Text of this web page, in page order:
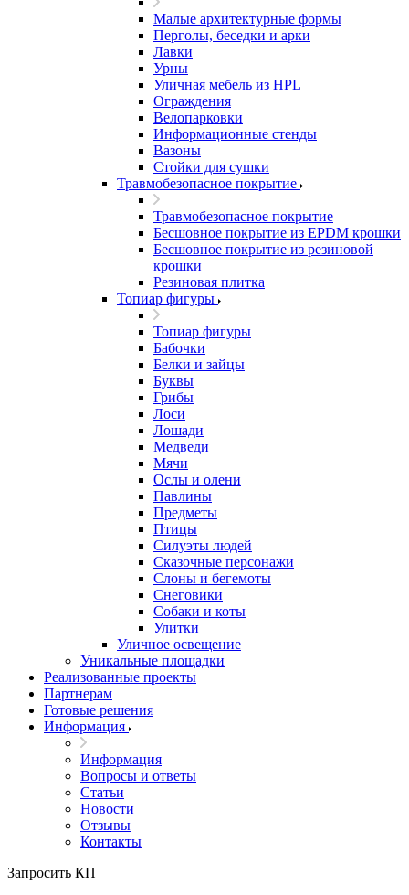
Малые архитектурные формы
Перголы, беседки и арки
Лавки
Урны
Уличная мебель из HPL
Ограждения
Велопарковки
Информационные стенды
Вазоны
Стойки для сушки
Травмобезопасное покрытие
Травмобезопасное покрытие
Бесшовное покрытие из EPDM крошки
Бесшовное покрытие из резиновой
крошки
Резиновая плитка
Топиар фигуры
Топиар фигуры
Бабочки
Белки и зайцы
Буквы
Грибы
Лоси
Лошади
Медведи
Мячи
Ослы и олени
Павлины
Предметы
Птицы
Силуэты людей
Сказочные персонажи
Слоны и бегемоты
Снеговики
Собаки и коты
Улитки
Уличное освещение
Уникальные площадки
Реализованные проекты
Партнерам
Готовые решения
Информация
Информация
Вопросы и ответы
Статьи
Новости
Отзывы
Контакты
Запросить КП